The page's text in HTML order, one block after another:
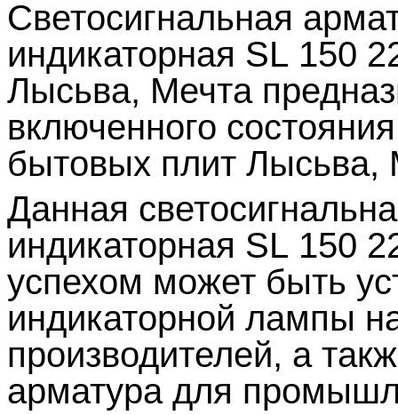
Светосигнальная
индикаторная SL 150
Лысьва, Мечта
включенного
бытовых плит Лысьва,
Данная
индикаторная SL 150
успехом может быть
индикаторной лампы
производителей, а
арматура для